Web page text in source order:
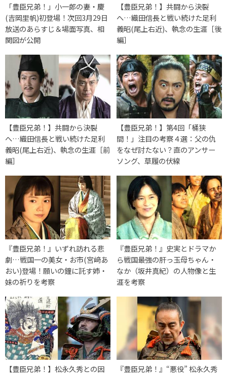
「豊臣兄弟！」小一郎の妻・慶
(吉岡里帆)初登場！次回3月29日
放送のあらすじ＆場面写真、相
関図が公開
【豊臣兄弟！】共闘から決裂
へ…織田信長と戦い続けた足利
義昭(尾上右近)、執念の生涯［後
編］
【豊臣兄弟！】共闘から決裂
へ…織田信長と戦い続けた足利
義昭(尾上右近)、執念の生涯［前
編］
【豊臣兄弟！】第4回「桶狭
間！」注目の考察４選：父の仇
をなぜ討たない？直のアンサー
ソング、草履の伏線
『豊臣兄弟！』いずれ訪れる悲
劇…戦国一の美女・お市(宮﨑あ
おい)登場！願いの鐘に託す姉・
妹の祈りを考察
『豊臣兄弟！』史実とドラマか
ら戦国最強の肝っ玉母ちゃん・
なか（坂井真紀）の人物像と生
涯を考察
【豊臣兄弟！】松永久秀との因
『豊臣兄弟！』“悪役” 松永久秀